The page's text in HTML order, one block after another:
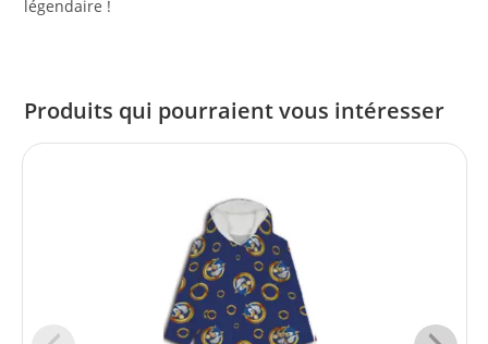
légendaire !
Produits qui pourraient vous intéresser